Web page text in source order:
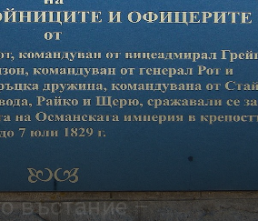
въстание –